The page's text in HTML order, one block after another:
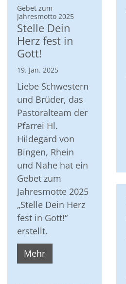
Gebet zum
Jahresmotto 2025:
Stelle Dein
Herz fest in
Gott!
19. Jan. 2025
Liebe Schwestern
und Brüder, das
Pastoralteam der
Pfarrei Hl.
Hildegard von
Bingen, Rhein
und Nahe hat ein
Gebet zum
Jahresmotte 2025
„Stelle Dein Herz
fest in Gott!“
erstellt.
Mehr